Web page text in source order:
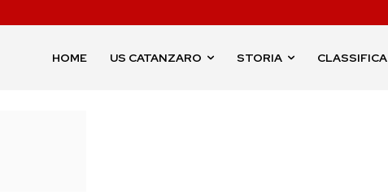
HOME US CATANZARO STORIA CLASSIFICA